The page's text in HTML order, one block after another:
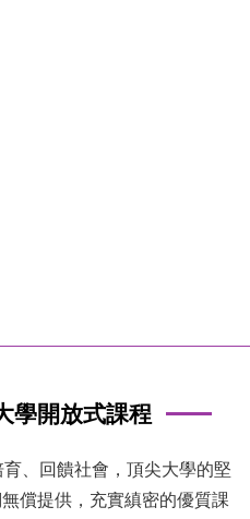
學開放式課程
、回饋社會，頂尖大學的堅
償提供，充實縝密的優質課